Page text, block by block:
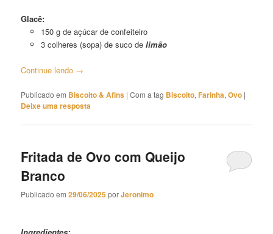
Glacê:
150 g de açúcar de confeiteiro
3 colheres (sopa) de suco de limão
Continue lendo →
Publicado em Biscoito & Afins |Com a tag Biscoito,Farinha,Ovo |
Deixe uma resposta
Fritada de Ovo com Queijo
Branco
Publicado em29/06/2025porJeronimo